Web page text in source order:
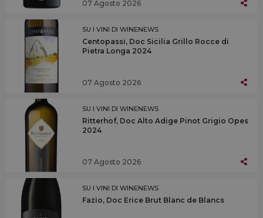
07 Agosto 2026
SU I VINI DI WINENEWS
Centopassi, Doc Sicilia Grillo Rocce di
Pietra Longa 2024
07 Agosto 2026
SU I VINI DI WINENEWS
Ritterhof, Doc Alto Adige Pinot Grigio Opes
2024
07 Agosto 2026
SU I VINI DI WINENEWS
Fazio, Doc Erice Brut Blanc de Blancs